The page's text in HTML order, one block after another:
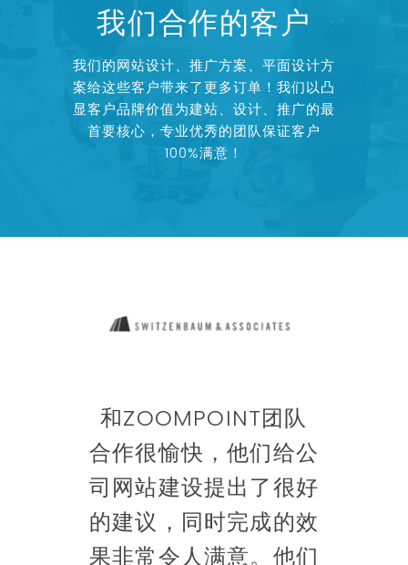
我们合作的客户
我们的网站设计、推广方案、平面设计方
案给这些客户带来了更多订单！我们以凸
显客户品牌价值为建站、设计、推广的最
首要核心，专业优秀的团队保证客户
100%满意！
和ZOOMPOINT团队
合作很愉快，他们给公
司网站建设提出了很好
的建议，同时完成的效
果非常令人满意。他们